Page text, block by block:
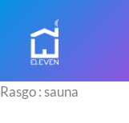
contenido
Rasgo :sauna